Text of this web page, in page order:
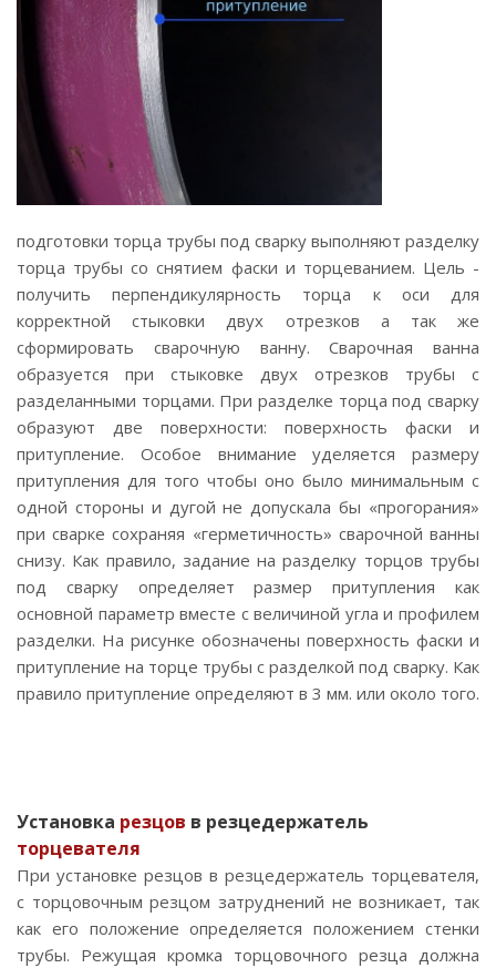
подготовки торца трубы под сварку выполняют разделку
торца трубы со снятием фаски и торцеванием. Цель -
получить перпендикулярность торца к оси для
корректной стыковки двух отрезков а так же
сформировать сварочную ванну. Сварочная ванна
образуется при стыковке двух отрезков трубы с
разделанными торцами. При разделке торца под сварку
образуют две поверхности: поверхность фаски и
притупление. Особое внимание уделяется размеру
притупления для того чтобы оно было минимальным с
одной стороны и дугой не допускала бы «прогорания»
при сварке сохраняя «герметичность» сварочной ванны
снизу. Как правило, задание на разделку торцов трубы
под сварку определяет размер притупления как
основной параметр вместе с величиной угла и профилем
разделки. На рисунке обозначены поверхность фаски и
притупление на торце трубы с разделкой под сварку. Как
правило притупление определяют в 3 мм. или около того.
Установка резцов в резцедержатель
торцевателя
При установке резцов в резцедержатель торцевателя,
с торцовочным резцом затруднений не возникает, так
как его положение определяется положением стенки
трубы. Режущая кромка торцовочного резца должна